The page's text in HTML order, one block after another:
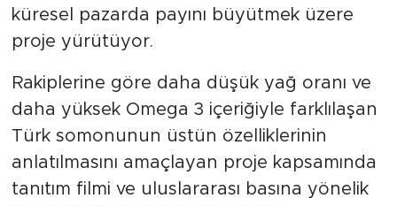
küresel pazarda payını büyütmek üzere
proje yürütüyor.
Rakiplerine göre daha düşük yağ oranı ve
daha yüksek Omega 3 içeriğiyle farklılaşan
Türk somonunun üstün özelliklerinin
anlatılmasını amaçlayan proje kapsamında
tanıtım filmi ve uluslararası basına yönelik